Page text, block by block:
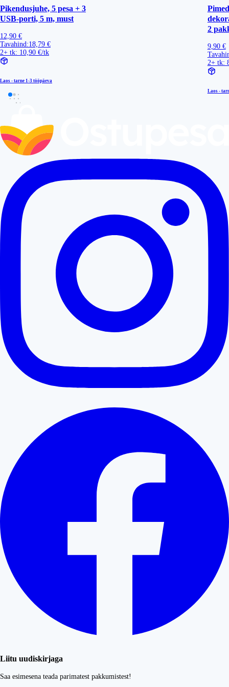
Pikendusjuhe, 5 pesa + 3
USB-porti, 5 m, must
12,90 €
Tavahind:18,79 €
2+ tk: 10,90 €/tk
Laos - tarne 1-3 tööpäeva
2
9,90 €
2+ tk:
Laos -
Liitu uudiskirjaga
Saa esimesena teada parimatest pakkumistest!